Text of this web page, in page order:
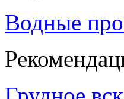
Водные